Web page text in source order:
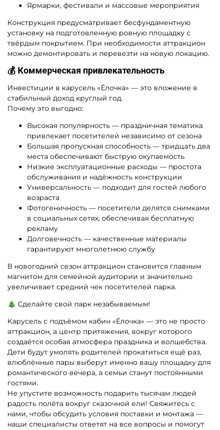
Ярмарки, фестивали и массовые мероприятия
Конструкция предусматривает бесфундаментную
установку на подготовленную ровную площадку с
твёрдым покрытием. При необходимости аттракцион
можно демонтировать и перевезти на новую локацию.
💰 Коммерческая привлекательность
Инвестиции в карусель «Ёлочка» — это вложение в
стабильный доход круглый год.
Почему это выгодно:
Высокая популярность — праздничная тематика
привлекает посетителей независимо от сезона
Большая пропускная способность — тридцать два
места обеспечивают быструю окупаемость
Низкие эксплуатационные расходы — простота
обслуживания и надёжность конструкции
Универсальность — подходит для гостей любого
возраста
Фотогеничность — посетители делятся снимками
в социальных сетях, обеспечивая бесплатную
рекламу
Долговечность — качественные материалы
гарантируют многолетнюю службу
В новогодний сезон аттракцион становится главным
магнитом для семейной аудитории и значительно
увеличивает средний чек посетителей парка.
🎄 Сделайте свой парк незабываемым!
Карусель с подъёмом кабин «Ёлочка» — это не просто
аттракцион, а центр притяжения, вокруг которого
создаётся особая атмосфера праздника и волшебства.
Дети будут умолять родителей прокатиться ещё раз,
влюблённые пары выберут именно вашу площадку для
романтического вечера, а семьи станут постоянными
гостями.
Не упустите возможность подарить тысячам людей
радость полёта вокруг сказочной ели! Свяжитесь с
нами, чтобы обсудить условия поставки и монтажа —
наши специалисты ответят на все вопросы и помогут